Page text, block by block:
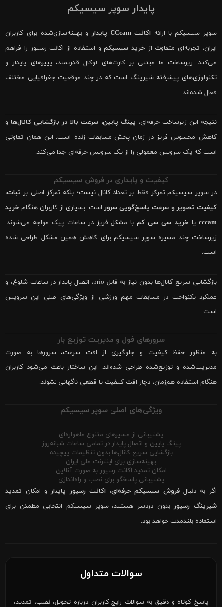
پایدار سوپر سیسیکم
سوپر سیسیکم با ارائه اکانت CCcam پایدار
و بهینه‌سازی‌شده برای کاربران
ایران، تجربه‌ای متفاوت از خرید سیسیکمو استفاده از اکانت رسیور را فراهم
می‌کند. زیرساخت ما مبتنی بر کارت‌های لوکال قدرتمند، پییرهای پایدار و
تکنولوژی‌های پیشرفته شیرینگ است که در چند موقعیت جغرافیایی مختلف
فعال شده‌اند.
نتیجه این زیرساخت حرفه‌ای، پینگ پایین، سرعت بالا در بازگشایی کانال‌هاو
کاهش محسوس فریز در زمان پخش مسابقات زنده است. این همان تفاوتی
است که یک سرویس معمولی را از یک سرویس حرفه‌ای جدا می‌کند.
کیفیت و پایداری در فروش سیسیکم
در سوپر سیسیکم تمرکز فقط بر تعداد کانال نیست؛ بلکه تمرکز اصلی بر ثبات،
کیفیت تصویر و سرعت پاسخ‌گویی سروراست. بسیاری از کاربران هنگام خرید
cccam یا خرید سی سی کمبا مشکل فریز در ساعات پیک مواجه می‌شوند.
زیرساخت چند مسیره سوپر سیسیکم برای کاهش همین مشکل طراحی شده
است.
بازگشایی سریع کانال‌ها بدون نیاز به فایل prio، اتصال پایدار در ساعات شلوغ، و
عملکرد یکنواخت در مسابقات مهم ورزشی از ویژگی‌های اصلی این سرویس
است.
سرورهای فول و مدیریت توزیع بار
به منظور حفظ کیفیت و جلوگیری از افت سرعت، سرورها به صورت
مدیریت‌شده و توزیع‌شده طراحی شده‌اند. این ساختار باعث می‌شود کاربران
هنگام استفاده هم‌زمان، دچار افت کیفیت یا قطعی ناگهانی نشوند.
ویژگی‌های اصلی سوپر سیسیکم
پشتیبانی از مسیرهای متنوع ماهواره‌ای
پینگ پایین و اتصال پایدار در تمامی ساعات شبانه‌روز
بازگشایی سریع کانال‌ها بدون تنظیمات پیچیده
بهینه‌سازی برای اینترنت ملی ایران
امکان تمدید اکانت رسیور به صورت آنلاین
پشتیبانی پاسخگو برای نصب و راه‌اندازی
اگر به دنبالفروش سیسیکم حرفه‌ای، اکانت رسیور پایدارو امکان تمدید
شیرینگ رسیوربدون دردسر هستید، سوپر سیسیکم انتخابی مطمئن برای
استفاده بلندمدت خواهد بود.
سوالات متداول
پاسخ کوتاه و دقیق به سوالات رایج کاربران درباره تحویل، نصب، تمدید،